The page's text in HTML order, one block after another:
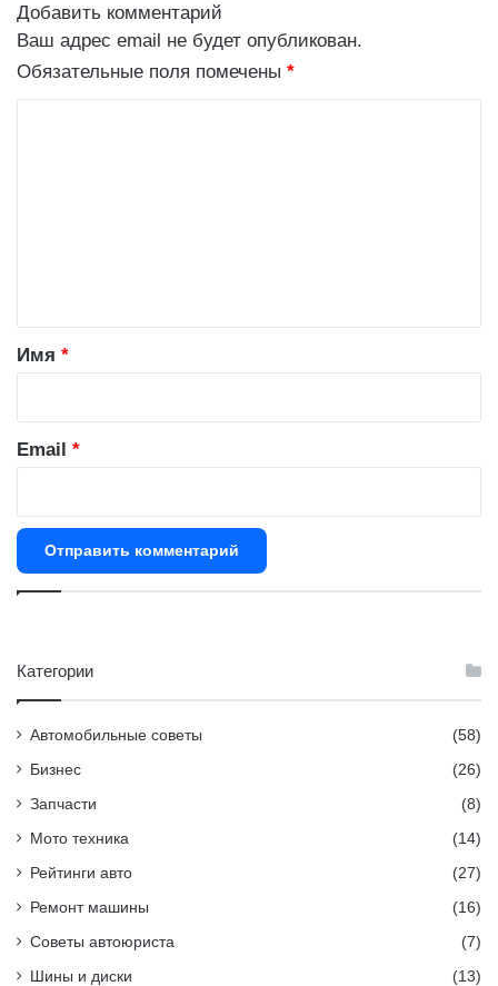
Добавить комментарий
Ваш адрес email не будет опубликован.
Обязательные поля помечены *
а
й
Имя *
Email *
Категории
Автомобильные советы (58)
Бизнес (26)
Запчасти (8)
Мото техника (14)
Рейтинги авто (27)
Ремонт машины (16)
Советы автоюриста (7)
Шины и диски (13)